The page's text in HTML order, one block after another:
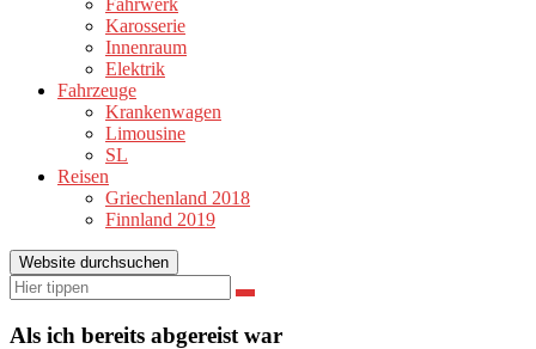
Fahrwerk
Karosserie
Innenraum
Elektrik
Fahrzeuge
Krankenwagen
Limousine
SL
Reisen
Griechenland 2018
Finnland 2019
Website durchsuchen
Suchen
nach:
Suchen
Als ich bereits abgereist war